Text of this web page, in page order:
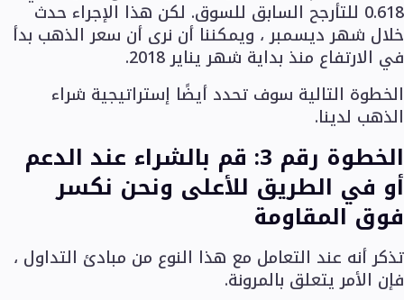
0.618 للتأرجح السابق للسوق. لكن هذا الإجراء حدث
خلال شهر ديسمبر ، ويمكننا أن نرى أن سعر الذهب بدأ
في الارتفاع منذ بداية شهر يناير 2018.
الخطوة التالية سوف تحدد أيضًا إستراتيجية شراء
الذهب لدينا.
الخطوة رقم 3: قم بالشراء عند الدعم
أو في الطريق للأعلى ونحن نكسر
فوق المقاومة
تذكر أنه عند التعامل مع هذا النوع من مبادئ التداول ،
فإن الأمر يتعلق بالمرونة.